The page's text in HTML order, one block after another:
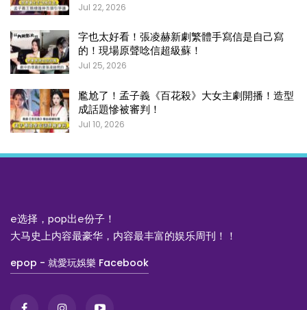
Jul 22, 2026
字也太好看！張凌赫新劇繁體手寫信是自己寫
的！現場原聲唸信超級蘇！
Jul 25, 2026
尷尬了！孟子義《百花殺》大女主劇開播！造型
成話題慘被審判！
Jul 10, 2026
e选择，pop出e份子！
大马史上内容最豪华，内容最丰富的娱乐周刊！！
epop - 就愛玩娛樂 Facebook